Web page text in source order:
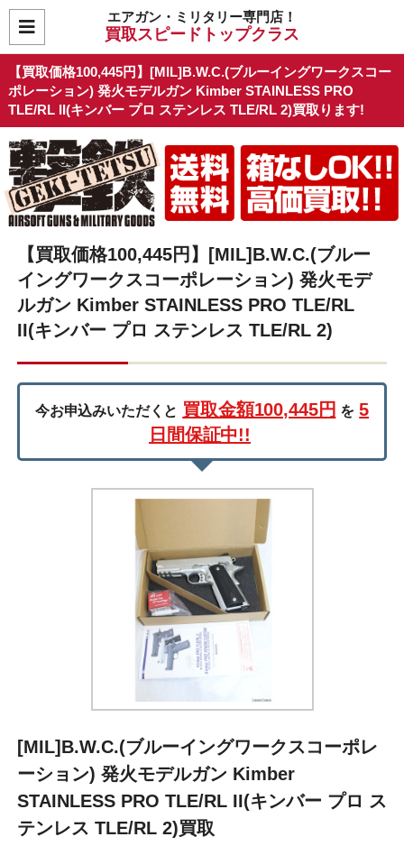
エアガン・ミリタリー専門店！
買取スピードトップクラス
【買取価格100,445円】[MIL]B.W.C.(ブルーイングワークスコー
ポレーション) 発火モデルガン Kimber STAINLESS PRO
TLE/RL II(キンバー プロ ステンレス TLE/RL 2)買取ります!
【買取価格100,445円】[MIL]B.W.C.(ブルー
イングワークスコーポレーション) 発火モデ
ルガン Kimber STAINLESS PRO TLE/RL
II(キンバー プロ ステンレス TLE/RL 2)
今お申込みいただくと 買取金額100,445円 を 5
日間保証中!!
[MIL]B.W.C.(ブルーイングワークスコーポレ
ーション) 発火モデルガン Kimber
STAINLESS PRO TLE/RL II(キンバー プロ ス
テンレス TLE/RL 2)買取